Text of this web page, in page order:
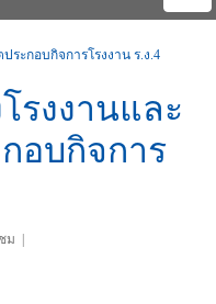
ะกอบกิจการโรงงาน ร.ง.4
รงงานและ
อบกิจการ
ม